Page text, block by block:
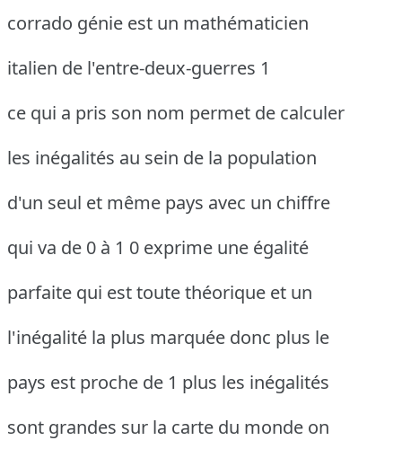
corrado génie est un mathématicien
italien de l'entre-deux-guerres 1
ce qui a pris son nom permet de calculer
les inégalités au sein de la population
d'un seul et même pays avec un chiffre
qui va de 0 à 1 0 exprime une égalité
parfaite qui est toute théorique et un
l'inégalité la plus marquée donc plus le
pays est proche de 1 plus les inégalités
sont grandes sur la carte du monde on